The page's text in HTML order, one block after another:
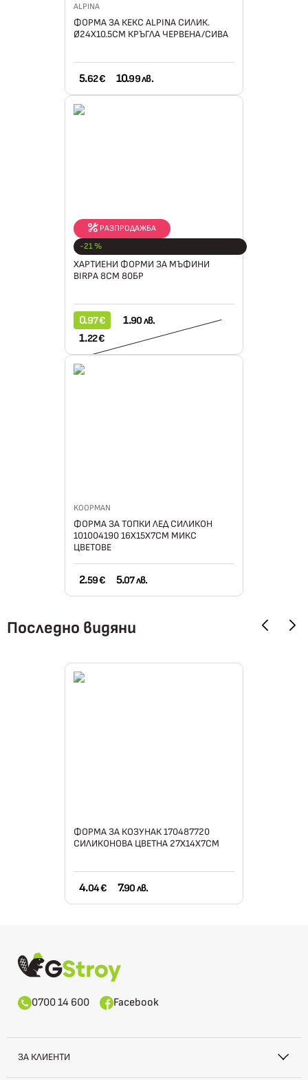
ALPINA
ФОРМА ЗА КЕКС ALPINA СИЛИК.
Ø24Х10.5СМ КРЪГЛА ЧЕРВЕНА/СИВА
5.62 € 10.99 лв.
РАЗПРОДАЖБА
-21 %
BIRPA
ХАРТИЕНИ ФОРМИ ЗА МЪФИНИ
BIRPA 8СМ 80БР
0.97 € 1.90 лв.
1.22 €
KOOPMAN
ФОРМА ЗА ТОПКИ ЛЕД СИЛИКОН
101004190 16Х15Х7СМ МИКС
ЦВЕТОВЕ
2.59 € 5.07 лв.
Последно видяни
ФОРМА ЗА КОЗУНАК 170487720
СИЛИКОНОВА ЦВЕТНА 27Х14Х7СМ
4.04 € 7.90 лв.
0700 14 600 Facebook
ЗА КЛИЕНТИ